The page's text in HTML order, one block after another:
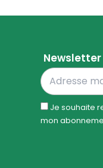
Newsletter
Je souhaite
mon